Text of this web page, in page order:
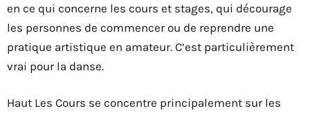
en ce qui concerne les cours et stages, qui décourage
les personnes de commencer ou de reprendre une
pratique artistique en amateur. C’est particulièrement
vrai pour la danse.
Haut Les Cours se concentre principalement sur les